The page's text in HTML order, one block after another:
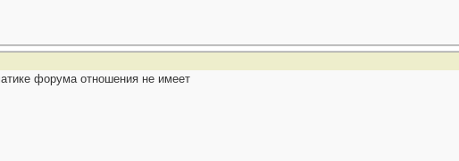
форума отношения не имеет